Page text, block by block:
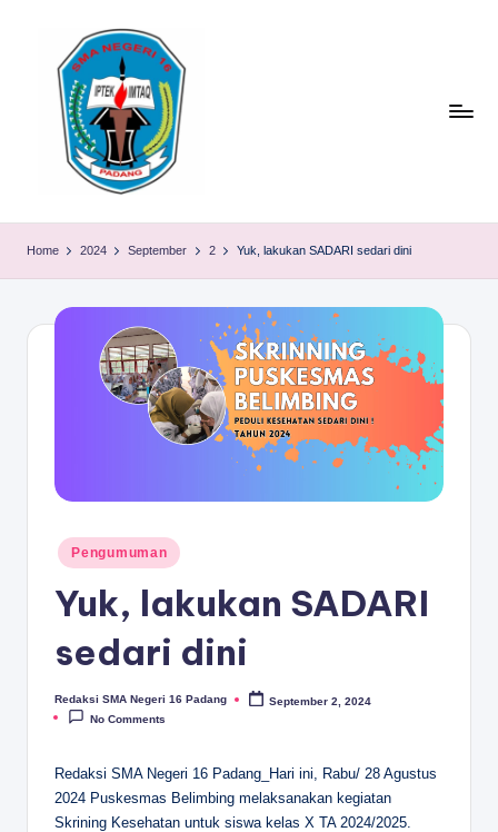
M
A
N
D
LAKU)
Home 2024 September 2 Yuk, lakukan SADARI sedari dini
Posted
in
Pengumuman
Yuk, lakukan SADARI
sedari dini
Posted
by
Redaksi SMA Negeri 16 Padang
September 2, 2024
No Comments
Redaksi SMA Negeri 16 Padang_Hari ini, Rabu/ 28 Agustus
2024 Puskesmas Belimbing melaksanakan kegiatan
Skrining Kesehatan untuk siswa kelas X TA 2024/2025.